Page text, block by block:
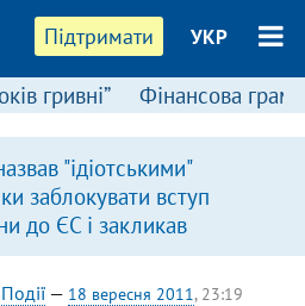
Підтримати УКР
гривні” Фінансова
"ідіотськими"
заблокувати вступ
до ЄС і закликав
антиукраїнську
Події— 18 вересня 2011, 23:19